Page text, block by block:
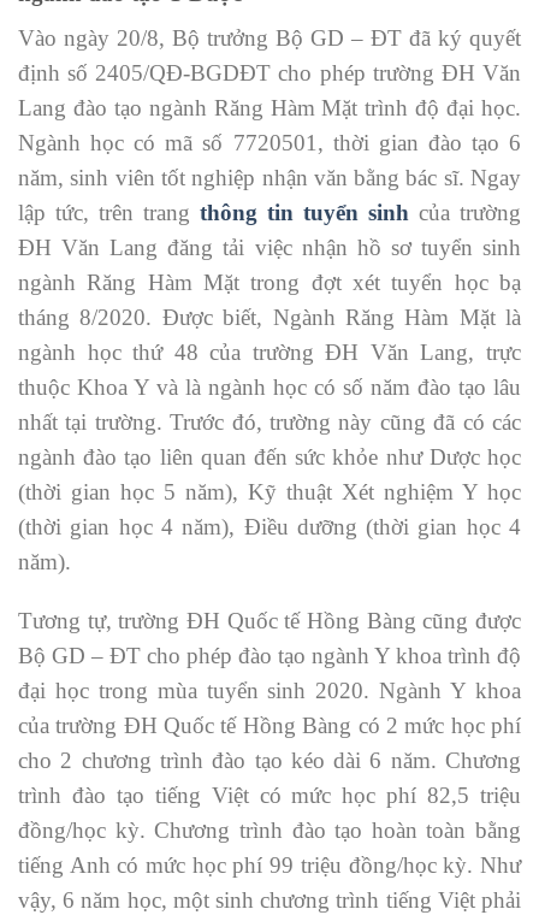
Vào ngày 20/8, Bộ trưởng Bộ GD – ĐT đã ký quyết
định số 2405/QĐ-BGDĐT cho phép trường ĐH Văn
Lang đào tạo ngành Răng Hàm Mặt trình độ đại học.
Ngành học có mã số 7720501, thời gian đào tạo 6
năm, sinh viên tốt nghiệp nhận văn bằng bác sĩ. Ngay
lập tức, trên trang thông tin tuyển sinh của trường
ĐH Văn Lang đăng tải việc nhận hồ sơ tuyển sinh
ngành Răng Hàm Mặt trong đợt xét tuyển học bạ
tháng 8/2020. Được biết, Ngành Răng Hàm Mặt là
ngành học thứ 48 của trường ĐH Văn Lang, trực
thuộc Khoa Y và là ngành học có số năm đào tạo lâu
nhất tại trường. Trước đó, trường này cũng đã có các
ngành đào tạo liên quan đến sức khỏe như Dược học
(thời gian học 5 năm), Kỹ thuật Xét nghiệm Y học
(thời gian học 4 năm), Điều dưỡng (thời gian học 4
năm).
Tương tự, trường ĐH Quốc tế Hồng Bàng cũng được
Bộ GD – ĐT cho phép đào tạo ngành Y khoa trình độ
đại học trong mùa tuyển sinh 2020. Ngành Y khoa
của trường ĐH Quốc tế Hồng Bàng có 2 mức học phí
cho 2 chương trình đào tạo kéo dài 6 năm. Chương
trình đào tạo tiếng Việt có mức học phí 82,5 triệu
đồng/học kỳ. Chương trình đào tạo hoàn toàn bằng
tiếng Anh có mức học phí 99 triệu đồng/học kỳ. Như
vậy, 6 năm học, một sinh chương trình tiếng Việt phải